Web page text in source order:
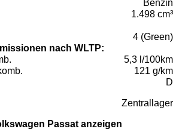
Benzin
1.498 cm³
4 (Green)
nach WLTP:
5,3 l/100km
121 g/km
D
Zentrallager
Passat anzeigen